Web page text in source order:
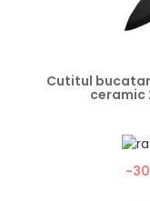
Cutitul
ceramic
-